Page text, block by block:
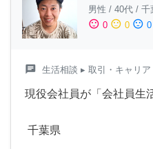
男性 / 40代 / 千
sentiment_satisfied 0 sentiment_neutral 0 sentiment_dissatisfied 0
chat 生活相談 ▸ 取引・キャリア
現役会社員が「会社員生
千葉県